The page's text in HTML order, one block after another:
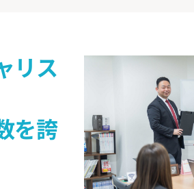
リス
を誇